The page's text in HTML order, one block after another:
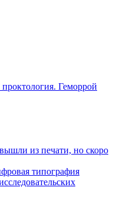
проктология. Геморрой
из печати, но скоро
типография